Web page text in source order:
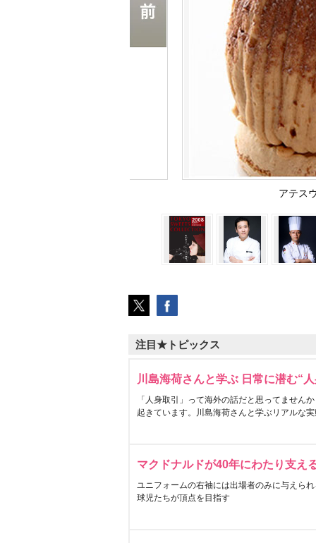
アテス
注目★トピックス
川島海荷さんと学ぶ 日常に潜む“
「人身取引」って海外の話だと思ってません
起きています。川島海荷さんと学ぶリアルな
マクドナルドが40年にわたり支え
ユニフォームの右袖には出場者のみに与えら
球児たちが頂点を目指す